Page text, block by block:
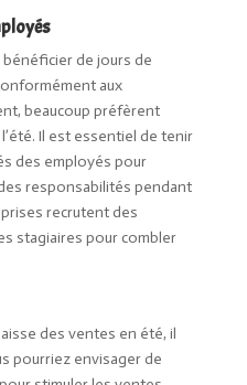
de jours de
aux
beaucoup préfèrent
Il est essentiel de tenir
des employés pour
responsabilités pendant
recrutent des
stagiaires pour combler
des ventes en été, il
pourriez envisager de